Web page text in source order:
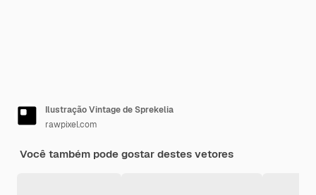
Ilustração Vintage de Sprekelia
rawpixel.com
Você também pode gostar destes vetores